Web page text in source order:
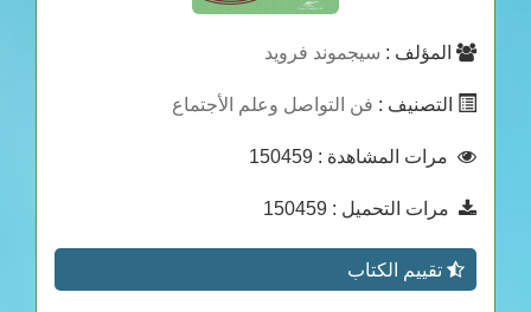
المؤلف : سيجموند فرويد
التصنيف : فن التواصل وعلم الأجتماع
مرات المشاهدة : 150459
مرات التحميل : 150459
تقييم الكتاب